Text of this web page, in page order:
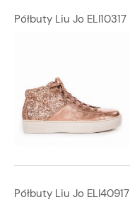
Półbuty Liu Jo ELI10317
Półbuty Liu Jo ELI40917